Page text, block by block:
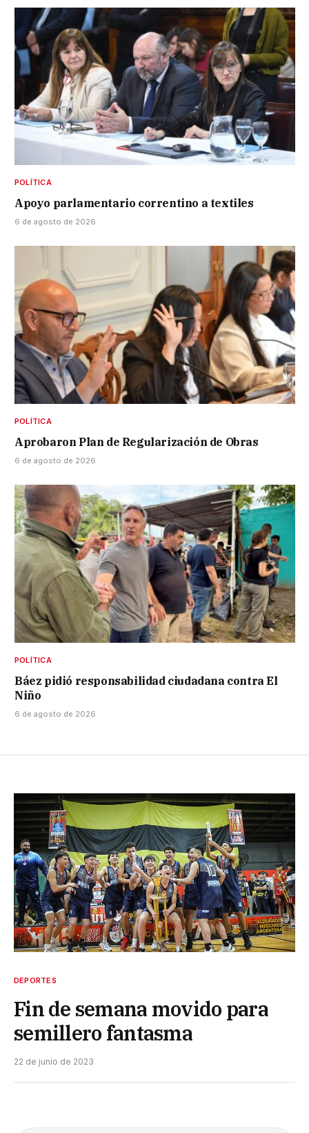
POLÍTICA
Apoyo parlamentario correntino a textiles
6 de agosto de 2026
POLÍTICA
Aprobaron Plan de Regularización de Obras
6 de agosto de 2026
POLÍTICA
Báez pidió responsabilidad ciudadana contra El
Niño
6 de agosto de 2026
DEPORTES
Fin de semana movido para
semillero fantasma
22 de junio de 2023